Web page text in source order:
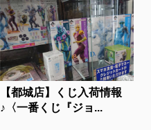
【都城店】くじ入荷情報
♪〈一番くじ『ジョ...